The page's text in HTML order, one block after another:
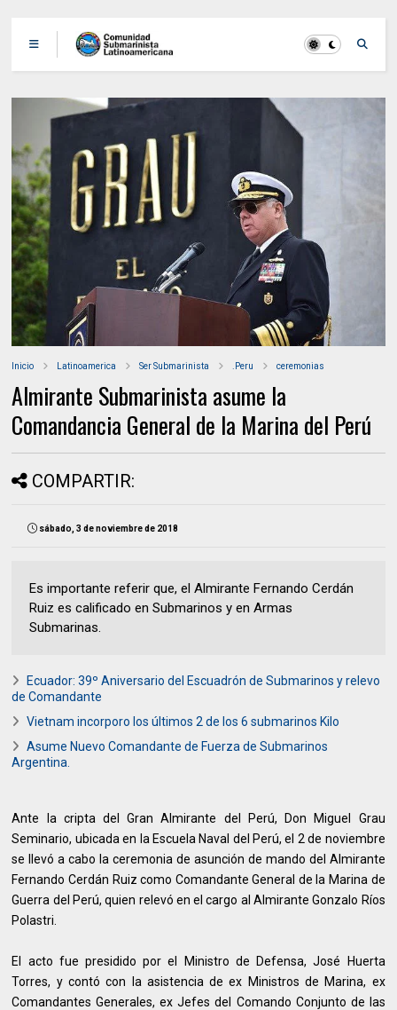
Inicio Latinoamerica Ser Submarinista .Peru ceremonias
Almirante Submarinista asume la
Comandancia General de la Marina del Perú
COMPARTIR:
sábado, 3 de noviembre de 2018
Es importante referir que, el Almirante Fernando Cerdán
Ruiz es calificado en Submarinos y en Armas
Submarinas.
Ecuador: 39º Aniversario del Escuadrón de Submarinos y relevo
de Comandante
Vietnam incorporo los últimos 2 de los 6 submarinos Kilo
Asume Nuevo Comandante de Fuerza de Submarinos
Argentina.
Ante la cripta del Gran Almirante del Perú, Don Miguel Grau
Seminario, ubicada en la Escuela Naval del Perú, el 2 de noviembre
se llevó a cabo la ceremonia de asunción de mando del Almirante
Fernando Cerdán Ruiz como Comandante General de la Marina de
Guerra del Perú, quien relevó en el cargo al Almirante Gonzalo Ríos
Polastri.
El acto fue presidido por el Ministro de Defensa, José Huerta
Torres, y contó con la asistencia de ex Ministros de Marina, ex
Comandantes Generales, ex Jefes del Comando Conjunto de las